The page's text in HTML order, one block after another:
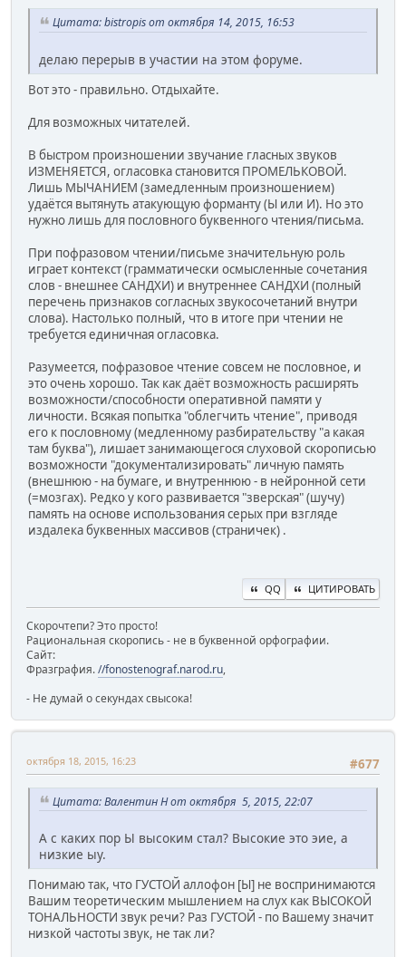
Цитата: bistropis от октября 14, 2015, 16:53
делаю перерыв в участии на этом форуме.
Вот это - правильно. Отдыхайте.
Для возможных читателей.
В быстром произношении звучание гласных звуков
ИЗМЕНЯЕТСЯ, огласовка становится ПРОМЕЛЬКОВОЙ.
Лишь МЫЧАНИЕМ (замедленным произношением)
удаётся вытянуть атакующую форманту (Ы или И). Но это
нужно лишь для пословного буквенного чтения/письма.
При пофразовом чтении/письме значительную роль
играет контекст (грамматически осмысленные сочетания
слов - внешнее САНДХИ) и внутреннее САНДХИ (полный
перечень признаков согласных звукосочетаний внутри
слова). Настолько полный, что в итоге при чтении не
требуется единичная огласовка.
Разумеется, пофразовое чтение совсем не пословное, и
это очень хорошо. Так как даёт возможность расширять
возможности/способности оперативной памяти у
личности. Всякая попытка "облегчить чтение", приводя
его к пословному (медленному разбирательству "а какая
там буква"), лишает занимающегося слуховой скорописью
возможности "документализировать" личную память
(внешнюю - на бумаге, и внутреннюю - в нейронной сети
(=мозгах). Редко у кого развивается "зверская" (шучу)
память на основе использования серых при взгляде
издалека буквенных массивов (страничек) .
QQ ЦИТИРОВАТЬ
Скорочтепи? Это просто!
Рациональная скоропись - не в буквенной орфографии.
Сайт:
Фразграфия.//fonostenograf.narod.ru,
- Не думай о секундах свысока!
#677
октября 18, 2015, 16:23
Цитата: Валентин Н от октября 5, 2015, 22:07
А с каких пор Ы высоким стал? Высокие это эие, а
низкие ыу.
Понимаю так, что ГУСТОЙ аллофон [Ы] не воспринимаются
Вашим теоретическим мышлением на слух как ВЫСОКОЙ
ТОНАЛЬНОСТИ звук речи? Раз ГУСТОЙ - по Вашему значит
низкой частоты звук, не так ли?